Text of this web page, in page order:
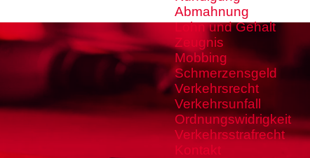
Abmahnung
Lohn und Gehalt
Zeugnis
Mobbing
Schmerzensgeld
Verkehrsrecht
Verkehrsunfall
Ordnungswidrigkeit
Verkehrsstrafrecht
Kontakt